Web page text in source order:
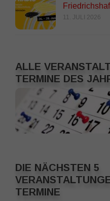
11. JULI 2026
ALLE
TERMINE DES
DIE NÄCHSTEN 5
TERMINE